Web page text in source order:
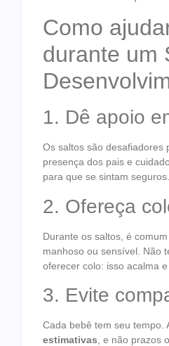
Como
durante um
1. Dê apoio
Os saltos são desafiadores
presença dos pais e
para que se sintam seguros.
2. Ofereça
Durante os saltos, é
manhoso ou sensível. Não
oferecer colo: isso acalma
3. Evite
Cada bebê tem seu tempo.
estimativas , e não prazos